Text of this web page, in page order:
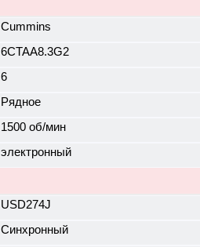
Cummins
6CTAA8.3G2
6
Рядное
1500 об/мин
электронный
USD274J
Синхронный